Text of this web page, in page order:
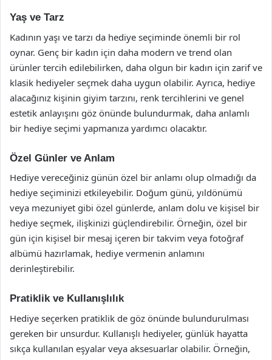
Yaş ve Tarz
Kadının yaşı ve tarzı da hediye seçiminde önemli bir rol
oynar. Genç bir kadın için daha modern ve trend olan
ürünler tercih edilebilirken, daha olgun bir kadın için zarif ve
klasik hediyeler seçmek daha uygun olabilir. Ayrıca, hediye
alacağınız kişinin giyim tarzını, renk tercihlerini ve genel
estetik anlayışını göz önünde bulundurmak, daha anlamlı
bir hediye seçimi yapmanıza yardımcı olacaktır.
Özel Günler ve Anlam
Hediye vereceğiniz günün özel bir anlamı olup olmadığı da
hediye seçiminizi etkileyebilir. Doğum günü, yıldönümü
veya mezuniyet gibi özel günlerde, anlam dolu ve kişisel bir
hediye seçmek, ilişkinizi güçlendirebilir. Örneğin, özel bir
gün için kişisel bir mesaj içeren bir takvim veya fotoğraf
albümü hazırlamak, hediye vermenin anlamını
derinleştirebilir.
Pratiklik ve Kullanışlılık
Hediye seçerken pratiklik de göz önünde bulundurulması
gereken bir unsurdur. Kullanışlı hediyeler, günlük hayatta
sıkça kullanılan eşyalar veya aksesuarlar olabilir. Örneğin,